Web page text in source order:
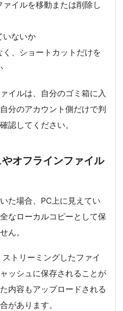
イルを移動または削除し
いないか
、ショートカットだけを
イルは、自分のゴミ箱に入
分のアカウント側だけで判
認してください。
オフラインファイル
た場合、PC上に見えてい
なローカルコピーとして保
ん。
トリーミングしたファイ
ッシュに保存されることが
内容もアップロードされる
があります。